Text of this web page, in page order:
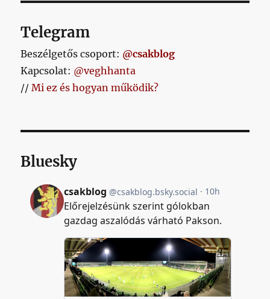
Telegram
Beszélgetős csoport: @csakblog
Kapcsolat: @veghhanta
//Mi ez és hogyan működik?
Bluesky